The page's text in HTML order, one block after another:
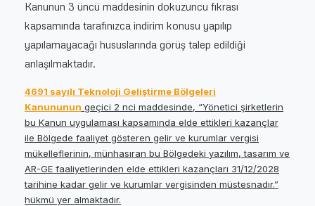
Kanunun 3 üncü maddesinin dokuzuncu fıkrası
kapsamında tarafınızca indirim konusu yapılıp
yapılamayacağı hususlarında görüş talep edildiği
anlaşılmaktadır.
4691 sayılı Teknoloji Geliştirme Bölgeleri
Kanununun geçici 2 nci maddesinde, “Yönetici şirketlerin
bu Kanun uygulaması kapsamında elde ettikleri kazançlar
ile Bölgede faaliyet gösteren gelir ve kurumlar vergisi
mükelleflerinin, münhasıran bu Bölgedeki yazılım, tasarım ve
AR-GE faaliyetlerinden elde ettikleri kazançları 31/12/2028
tarihine kadar gelir ve kurumlar vergisinden müstesnadır.”
hükmü yer almaktadır.